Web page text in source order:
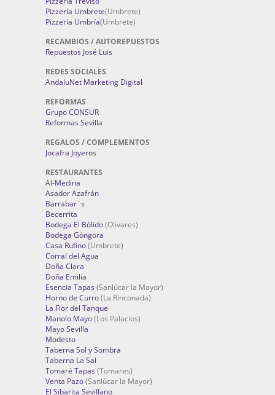
Pizzería Umbrete(Umbrete)
Pizzería Umbría(Umbrete)
RECAMBIOS / AUTOREPUESTOS
Repuestos José Luis
REDES SOCIALES
AndaluNet Marketing Digital
REFORMAS
Grupo CONSUR
Reformas Sevilla
REGALOS / COMPLEMENTOS
Jocafra Joyeros
RESTAURANTES
Al-Medina
Asador Azafrán
Barrabar´s
Becerrita
Bodega El Bólido(Olivares)
Bodega Góngora
Casa Rufino(Umbrete)
Corral del Agua
Doña Clara
Doña Emilia
Esencia Tapas (Sanlúcar la Mayor)
Horno de Curro(La Rinconada)
La Flor del Tanque
Manolo Mayo(Los Palacios)
Mayo Sevilla
Modesto
Taberna Sol y Sombra
Taberna La Sal
Tomaré Tapas (Tomares)
Venta Pazo(Sanlúcar la Mayor)
El Sibarita Sevillano